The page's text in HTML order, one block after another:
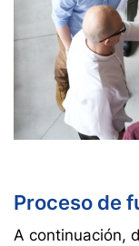
Proceso de
A continuación,